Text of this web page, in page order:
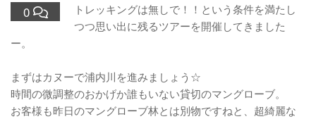
0
トレッキングは無しで！！という条件を満たし
つつ思い出に残るツアーを開催してきました
ー。
まずはカヌーで浦内川を進みましょう☆
時間の微調整のおかげか誰もいない貸切のマングローブ。
お客様も昨日のマングローブ林とは別物ですねと、超綺麗な